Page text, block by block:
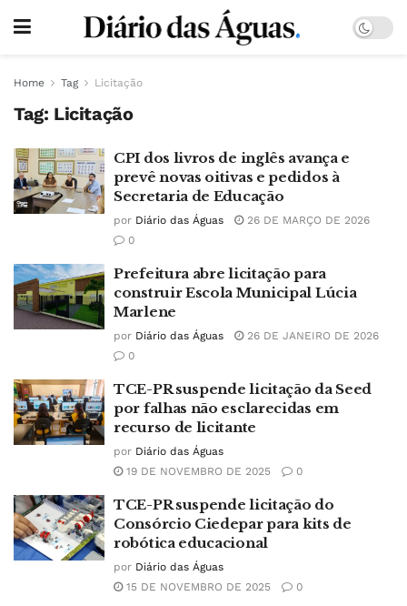
Home Tag Licitação
Tag: Licitação
CPI dos livros de inglês avança e
prevê novas oitivas e pedidos à
Secretaria de Educação
por Diário das Águas
26 DE MARÇO DE 2026
0
Prefeitura abre licitação para
construir Escola Municipal Lúcia
Marlene
por Diário das Águas
26 DE JANEIRO DE 2026
0
TCE-PR suspende licitação da Seed
por falhas não esclarecidas em
recurso de licitante
por Diário das Águas
19 DE NOVEMBRO DE 2025
0
TCE-PR suspende licitação do
Consórcio Ciedepar para kits de
robótica educacional
por Diário das Águas
15 DE NOVEMBRO DE 2025
0